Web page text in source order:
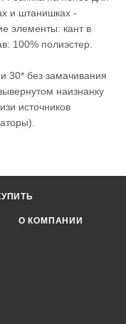
и штанишках -
элементы: кант в
100% полиэстер.
30* без замачивания
наизнанку
источников
О КОМПАНИИ